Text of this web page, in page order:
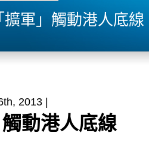
軍」觸動港人底線
2013 |
動港人底線